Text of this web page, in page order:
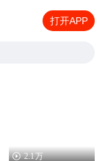
打开APP
2.1万